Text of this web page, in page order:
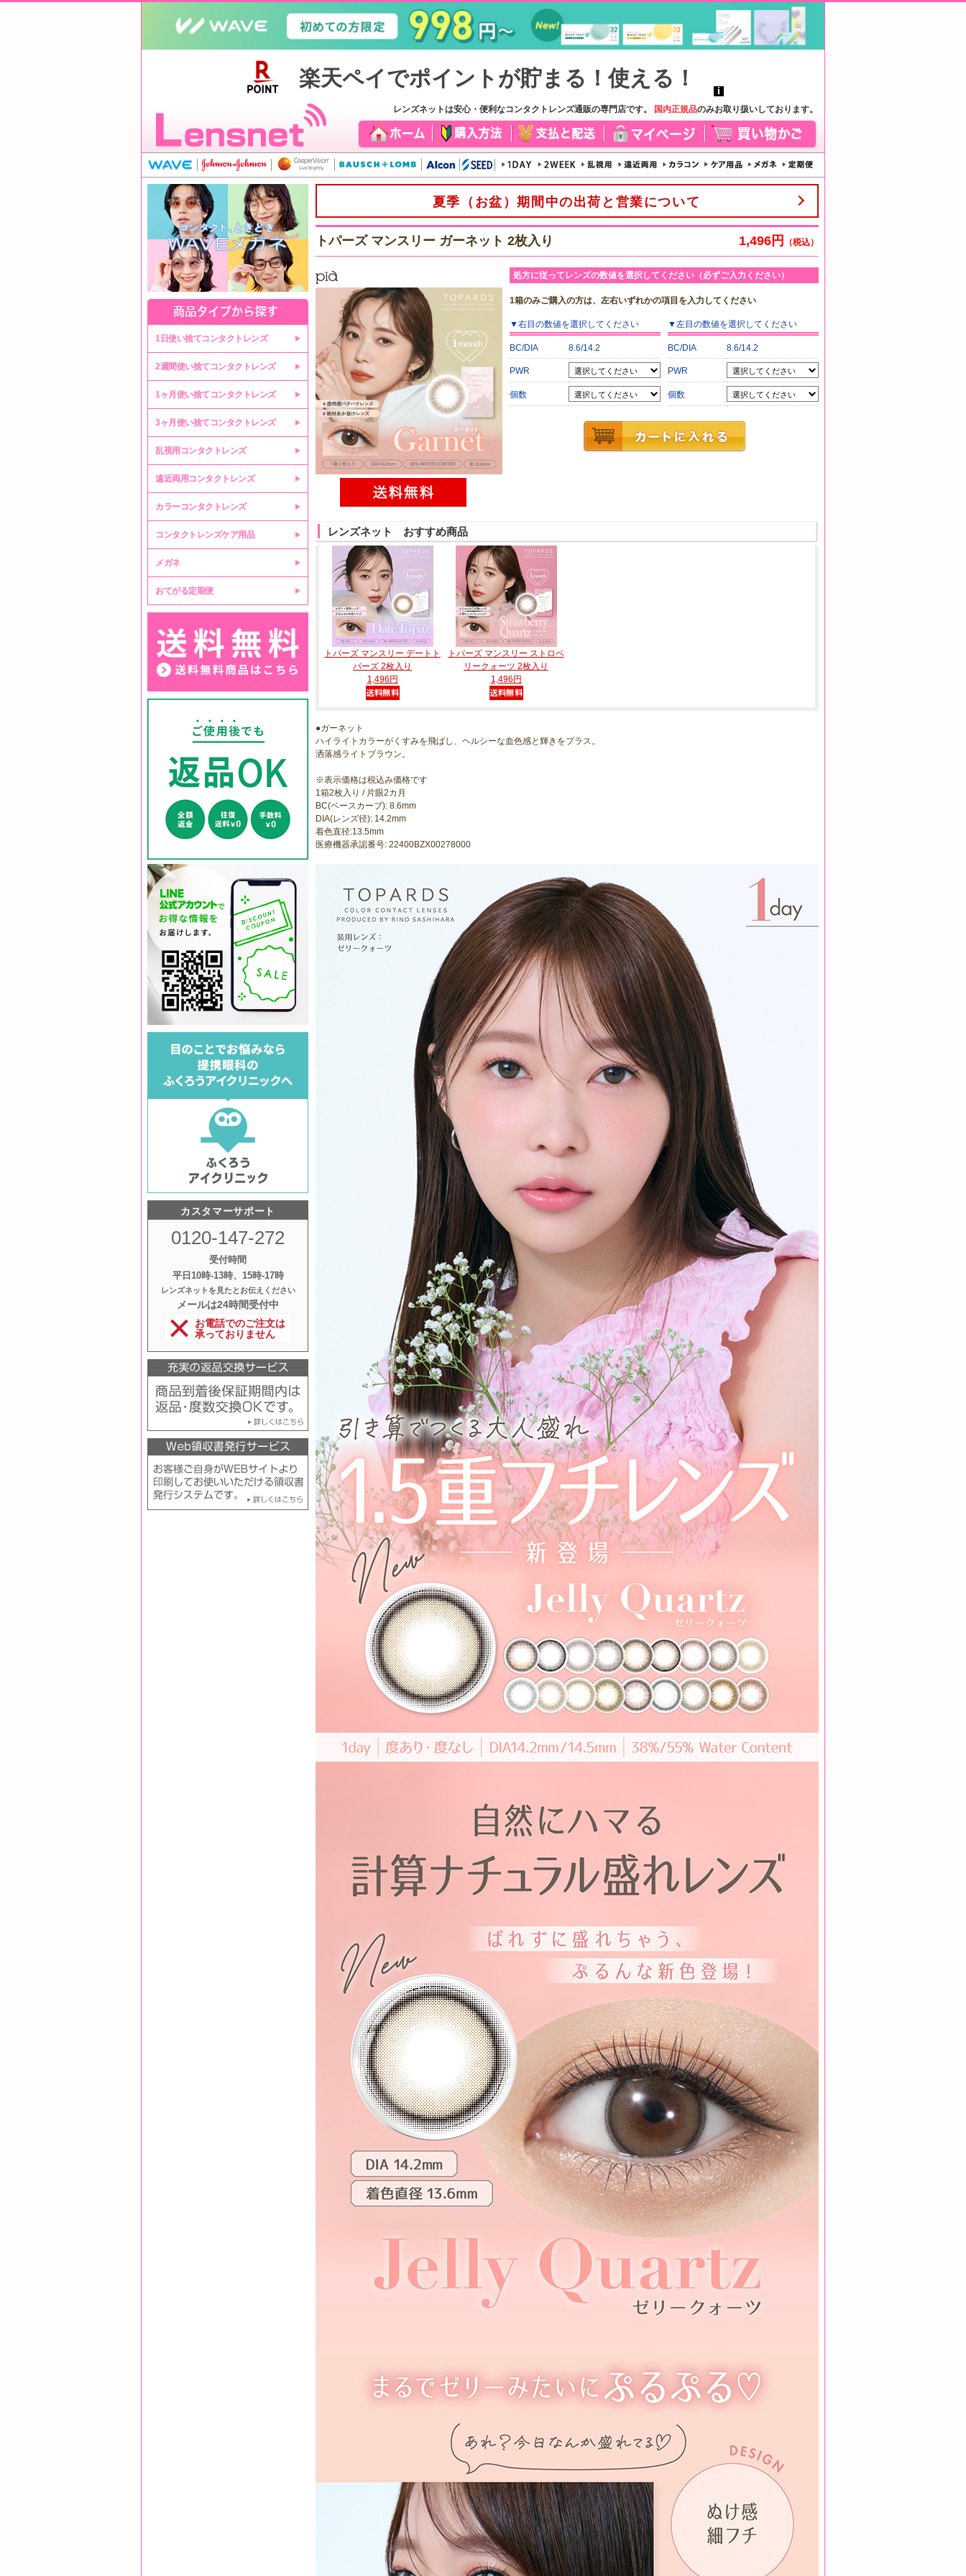
レンズネットは安心・便利なコンタクトレンズ通販の専門店です。 国内正規品のみお取り扱いしております。
1日使い捨てコンタクトレンズ
2週間使い捨てコンタクトレンズ
1ヶ月使い捨てコンタクトレンズ
3ヶ月使い捨てコンタクトレンズ
乱視用コンタクトレンズ
遠近両用コンタクトレンズ
カラーコンタクトレンズ
コンタクトレンズケア用品
メガネ
おてがる定期便
カスタマーサポート
0120-147-272
受付時間
平日10時‐13時、15時‐17時
レンズネットを見たとお伝えください
メールは24時間受付中
お電話でのご注文は
承っておりません
夏季（お盆）期間中の出荷と営業について
トパーズ マンスリー ガーネット 2枚入り 1,496円 （税込）
処方に従ってレンズの数値を選択してください（必ずご入力ください）
1箱のみご購入の方は、左右いずれかの項目を入力してください
▼右目の数値を選択してください
BC/DIA 8.6/14.2
PWR
個数
▼左目の数値を選択してください
BC/DIA 8.6/14.2
PWR
個数
レンズネット おすすめ商品
トパーズ マンスリー デートト
パーズ 2枚入り
1,496円
トパーズ マンスリー ストロベ
リークォーツ 2枚入り
1,496円
●ガーネット
ハイライトカラーがくすみを飛ばし、ヘルシーな血色感と輝きをプラス。
洒落感ライトブラウン。
※表示価格は税込み価格です
1箱2枚入り / 片眼2カ月
BC(ベースカーブ): 8.6mm
DIA(レンズ径): 14.2mm
着色直径:13.5mm
医療機器承認番号: 22400BZX00278000